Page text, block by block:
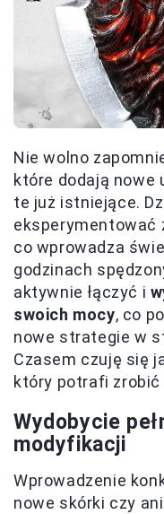
Nie wolno
które dodają nowe
te już istniejące.
eksperymentować
co wprowadza
godzinach
aktywnie łączyć i
swoich mocy, co
nowe strategie w
Czasem czuję się
który potrafi
Wydobycie
modyfikacji
Wprowadzenie
nowe skórki czy